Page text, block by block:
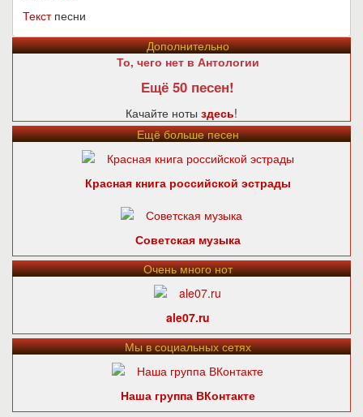
Текстпесни
Дополнительно
То, чего нет в Антологии
Ещё 50 песен!
Качайте ноты здесь!
Ещё больше песен
Красная книга российской эстрады
Советская музыка
Очень много нот
ale07.ru
Мы в социальных сетях
Наша группа ВКонтакте